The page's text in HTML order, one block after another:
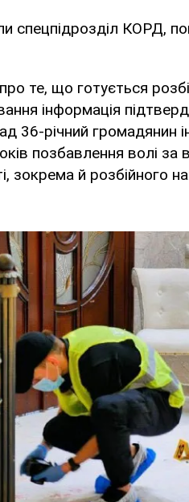
спецпідрозділ КОРД,
те, що готується
інформація
36-річний громадянин
позбавлення волі за
зокрема й розбійного